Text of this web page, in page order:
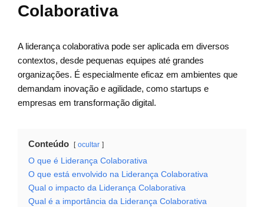
Colaborativa
A liderança colaborativa pode ser aplicada em diversos
contextos, desde pequenas equipes até grandes
organizações. É especialmente eficaz em ambientes que
demandam inovação e agilidade, como startups e
empresas em transformação digital.
Conteúdo ocultar
O que é Liderança Colaborativa
O que está envolvido na Liderança Colaborativa
Qual o impacto da Liderança Colaborativa
Qual é a importância da Liderança Colaborativa